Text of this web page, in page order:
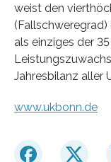
weist den
als einziges der
Jahresbilanz aller
www.ukbonn.de